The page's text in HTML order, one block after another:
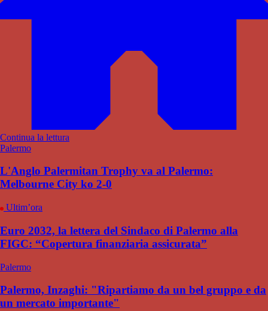
Continua la lettura
Palermo
L'Anglo Palermitan Trophy va al Palermo:
Melbourne City ko 2-0
Ultim’ora
Euro 2032, la lettera del Sindaco di Palermo alla
FIGC: “Copertura finanziaria assicurata”
Palermo
Palermo, Inzaghi: "Ripartiamo da un bel gruppo e da
un mercato importante"